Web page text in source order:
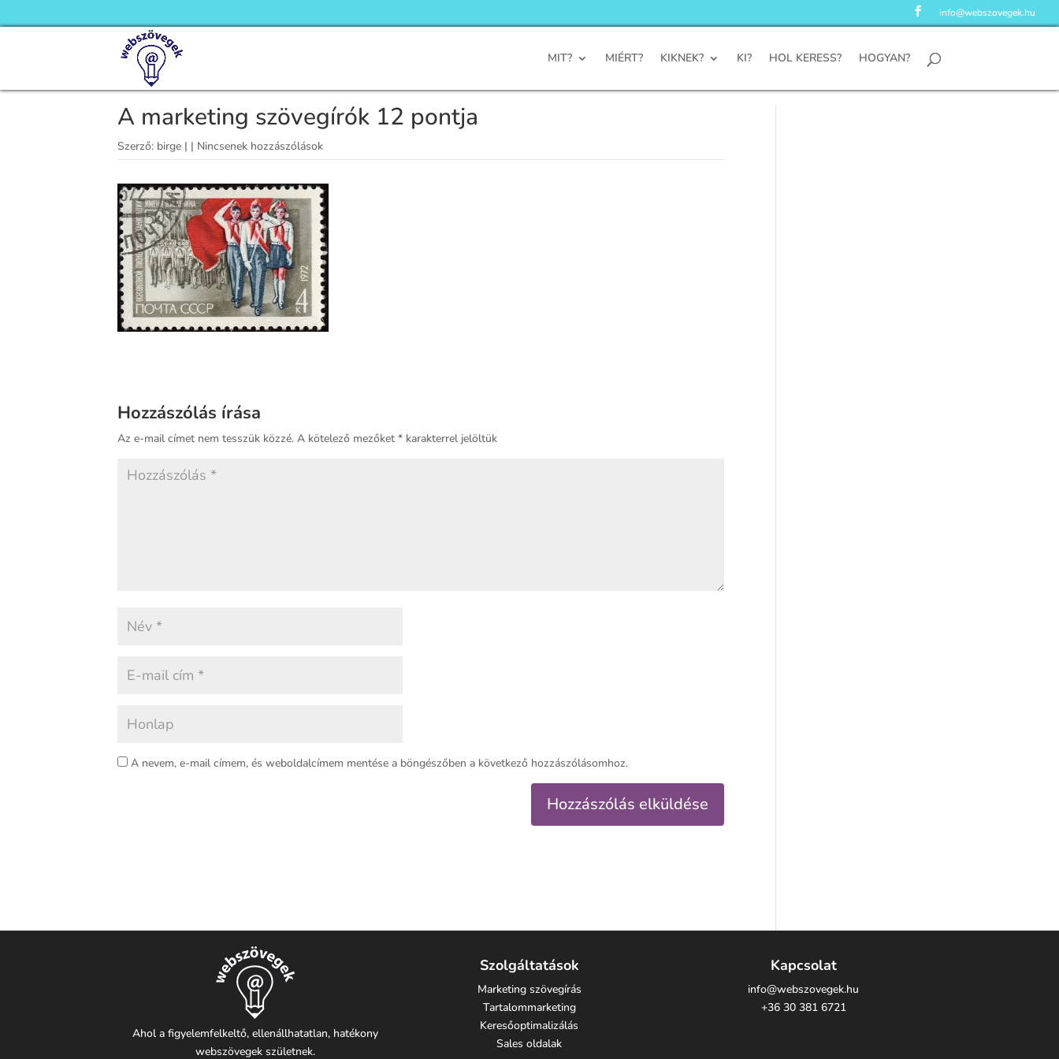
info@webszovegek.hu
MIT? MIÉRT? KIKNEK? KI? HOL KERESS? HOGYAN?
A marketing szövegírók 12 pontja
Szerző: birge | | Nincsenek hozzászólások
Hozzászólás írása
Az e-mail címet nem tesszük közzé. A kötelező mezőket* karakterrel jelöltük
A nevem, e-mail címem, és weboldalcímem mentése a böngészőben a következő hozzászólásomhoz.
Ahol a figyelemfelkeltő, ellenállhatatlan, hatékony
webszövegek születnek.
Szolgáltatások
Marketing szövegírás
Tartalommarketing
Keresőoptimalizálás
Sales oldalak
Kapcsolat
info@webszovegek.hu
+36 30 381 6721